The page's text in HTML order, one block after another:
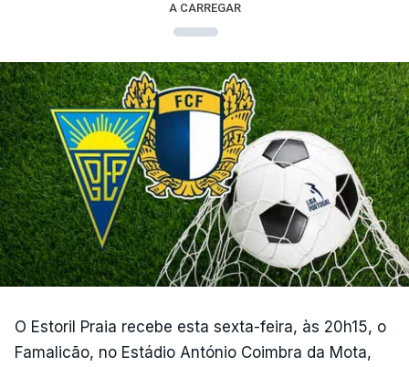
A CARREGAR
O Estoril Praia recebe esta sexta-feira, às 20h15, o
Famalicão, no Estádio António Coimbra da Mota,